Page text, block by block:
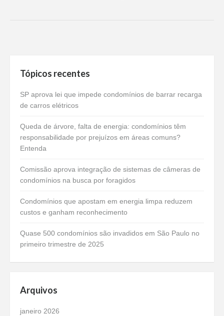
Tópicos recentes
SP aprova lei que impede condomínios de barrar recarga
de carros elétricos
Queda de árvore, falta de energia: condomínios têm
responsabilidade por prejuízos em áreas comuns?
Entenda
Comissão aprova integração de sistemas de câmeras de
condomínios na busca por foragidos
Condomínios que apostam em energia limpa reduzem
custos e ganham reconhecimento
Quase 500 condomínios são invadidos em São Paulo no
primeiro trimestre de 2025
Arquivos
janeiro 2026